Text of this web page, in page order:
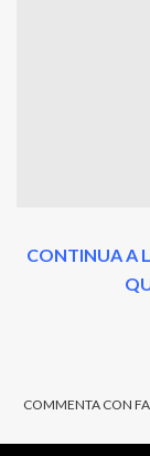
CONTINUA A
COMMENTA CON